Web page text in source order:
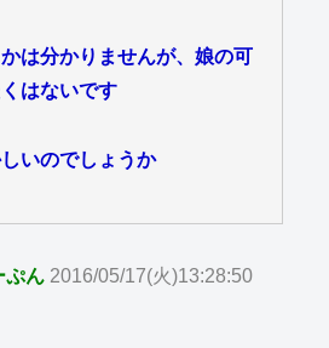
は分かりませんが、娘の可
はないです
いのでしょうか
ぷん 2016/05/17(火)13:28:50